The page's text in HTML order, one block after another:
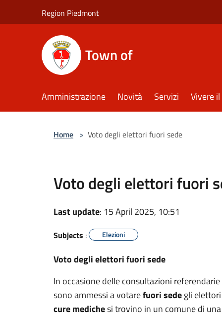
Region Piedmont
Town of
Amministrazione Novità Servizi Vivere
Home > Voto degli elettori fuori sede
Voto degli elettori fuori
Last update: 15 April 2025, 10:51
Subjects : Elezioni
Voto degli elettori fuori sede
In occasione delle consultazioni
sono ammessi a votarefuori sedegli
cure medichesi trovino in un comune di